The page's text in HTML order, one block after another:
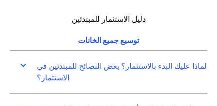
دليل الاستثمار للمبتدئين
توسيع جميع الخانات
لماذا عليك البدء بالاستثمار؟ بعض النصائح للمبتدئين في
الاستثمار؟